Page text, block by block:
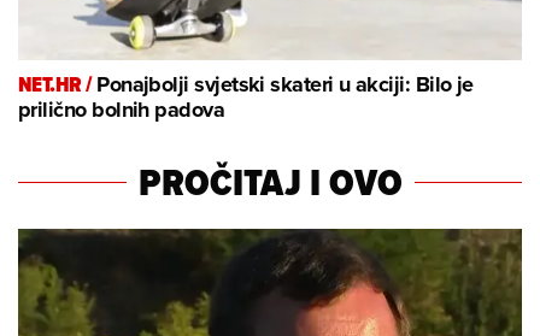
NET.HR /Ponajbolji svjetski skateri u akciji: Bilo je
prilično bolnih padova
PROČITAJ I OVO